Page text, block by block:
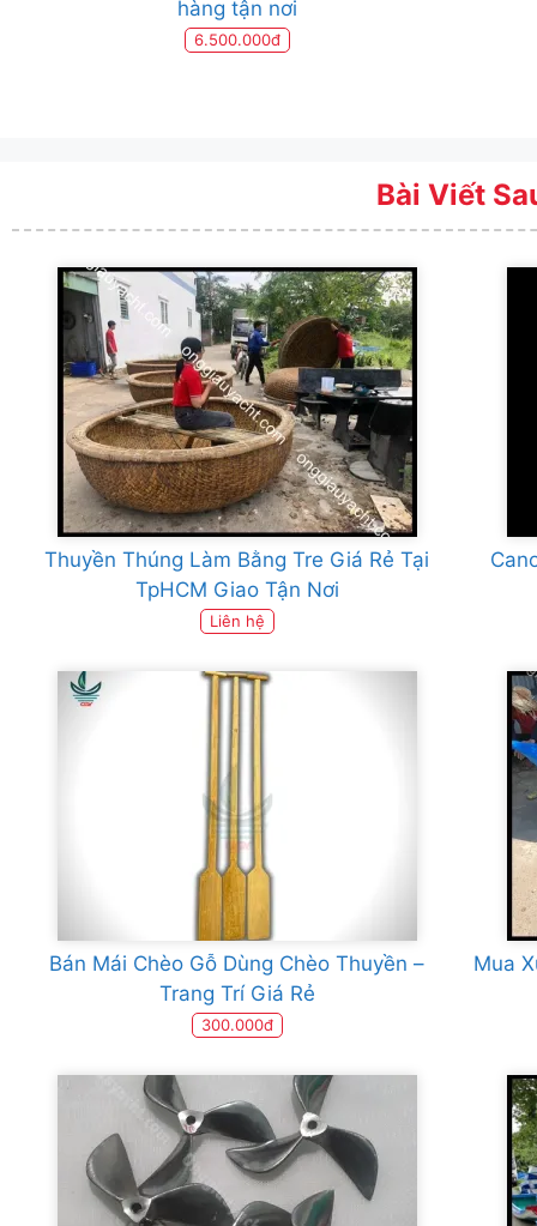
hàng tận nơi
6.500.000đ
Bài Viết
Thuyền Thúng Làm Bằng Tre Giá Rẻ Tại
TpHCM Giao Tận Nơi
Liên hệ
Bán Mái Chèo Gỗ Dùng Chèo Thuyền –
Trang Trí Giá Rẻ
300.000đ
Mua